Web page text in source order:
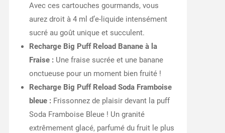
Avec ces cartouches gourmands, vous
aurez droit à 4 ml d’e-liquide intensément
sucré au goût unique et succulent.
Recharge Big Puff Reload Banane à la
Fraise :Une fraise sucrée et une banane
onctueuse pour un moment bien fruité !
Recharge Big Puff Reload Soda Framboise
bleue :Frissonnez de plaisir devant la puff
Soda Framboise Bleue ! Un granité
extrêmement glacé, parfumé du fruit le plus